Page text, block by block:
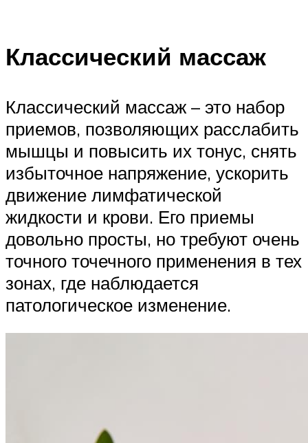
Классический массаж
Классический массаж – это набор
приемов, позволяющих расслабить
мышцы и повысить их тонус, снять
избыточное напряжение, ускорить
движение лимфатической
жидкости и крови. Его приемы
довольно просты, но требуют очень
точного точечного применения в тех
зонах, где наблюдается
патологическое изменение.